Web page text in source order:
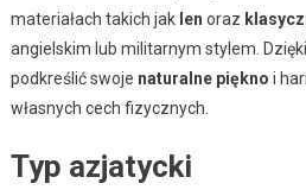
materiałach takich jak len oraz
angielskim lub militarnym stylem.
podkreślić swoje naturalne piękno i
własnych cech fizycznych.
Typ azjatycki